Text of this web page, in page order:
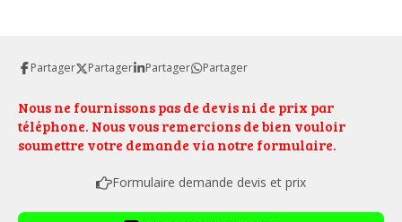
Partager Partager Partager Partager
Nous ne fournissons pas de devis ni de prix par
téléphone. Nous vous remercions de bien vouloir
soumettre votre demande via notre formulaire.
Formulaire demande devis et prix